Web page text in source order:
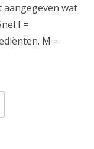
wat
I =
M =